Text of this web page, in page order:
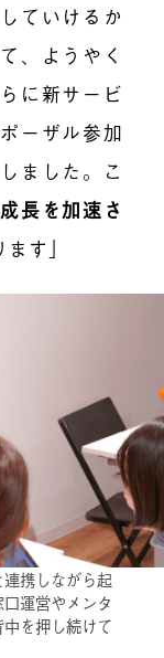
ていけるか
、ようやく
に新サービ
ーザル参加
ました。こ
長を加速さ
す」
携しながら起
運営やメンタ
を押し続けて